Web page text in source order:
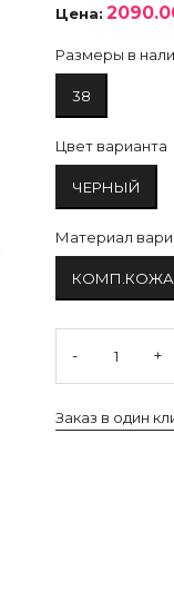
Цена:
Размеры в
38
Цвет варианта
ЧЕРНЫЙ
Материал
КОМП.КОЖА
- +
Заказ в один